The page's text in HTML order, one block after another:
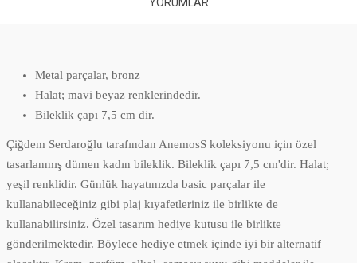
Metal parçalar, bronz
Halat; mavi beyaz renklerindedir.
Bileklik çapı 7,5 cm dir.
Çiğdem Serdaroğlu tarafından AnemosS koleksiyonu için özel
tasarlanmış dümen kadın bileklik. Bileklik çapı 7,5 cm'dir. Halat;
yeşil renklidir. Günlük hayatınızda basic parçalar ile
kullanabileceğiniz gibi plaj kıyafetleriniz ile birlikte de
kullanabilirsiniz. Özel tasarım hediye kutusu ile birlikte
gönderilmektedir. Böylece hediye etmek içinde iyi bir alternatif